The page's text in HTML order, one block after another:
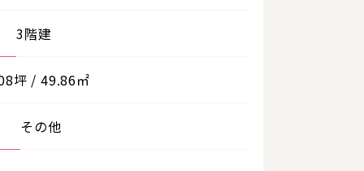
3階建
坪 / 49.86㎡
その他